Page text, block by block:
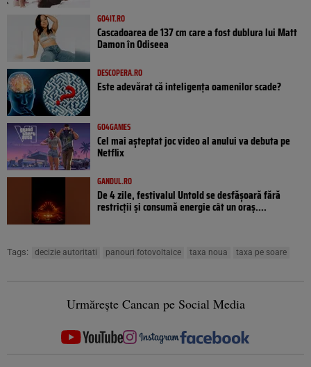
GO4IT.RO
Cascadoarea de 137 cm care a fost dublura lui Matt
Damon în Odiseea
DESCOPERA.RO
Este adevărat că inteligența oamenilor scade?
GO4GAMES
Cel mai așteptat joc video al anului va debuta pe
Netflix
GANDUL.RO
De 4 zile, festivalul Untold se desfășoară fără
restricții și consumă energie cât un oraș....
Tags: decizie autoritati panouri fotovoltaice taxa noua taxa pe soare
Urmărește Cancan pe Social Media